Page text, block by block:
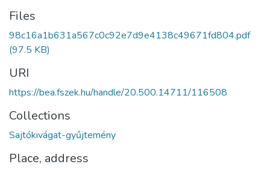
Files
98c16a1b631a567c0c92e7d9e4138c49671fd804.pdf
(97.5 KB)
URI
https://bea.fszek.hu/handle/20.500.14711/116508
Collections
Sajtókivágat-gyűjtemény
Place, address